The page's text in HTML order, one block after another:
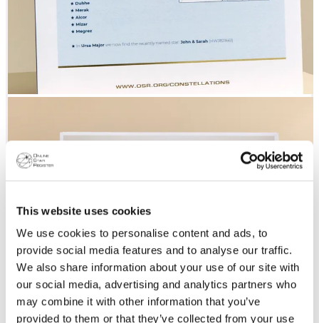
This website uses cookies
We use cookies to personalise content and ads, to
provide social media features and to analyse our traffic.
We also share information about your use of our site with
our social media, advertising and analytics partners who
may combine it with other information that you’ve
provided to them or that they’ve collected from your use